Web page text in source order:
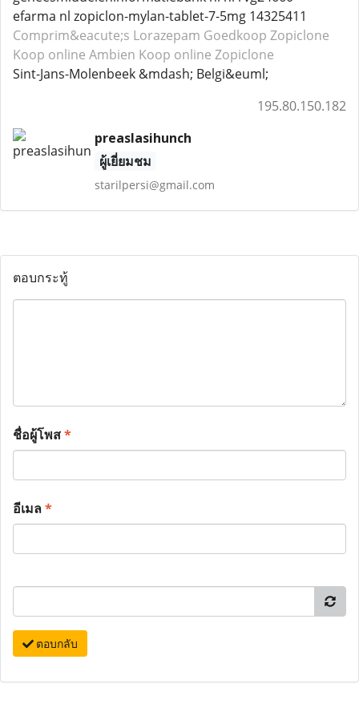
efarma nl zopiclon-mylan-tablet-7-5mg 14325411
Comprim&eacute;s Lorazepam Goedkoop Zopiclone
Koop online Ambien Koop online Zopiclone
Sint-Jans-Molenbeek &mdash; Belgi&euml;
195.80.150.182
preaslasihunch
ผู้เยี่ยมชม
starilpersi@gmail.com
ตอบกระทู้
ชื่อผู้โพส*
อีเมล*
ตอบกลับ